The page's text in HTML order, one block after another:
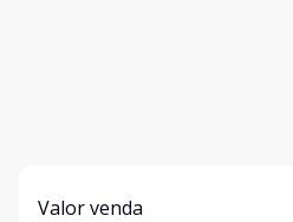
Valor venda